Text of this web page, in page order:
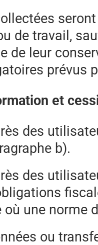
de travail,
de leur
prévus
et
des
b).
des
une norme
ou